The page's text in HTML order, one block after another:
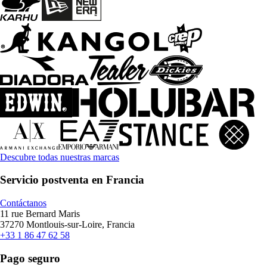
Descubre todas nuestras marcas
Servicio postventa en Francia
Contáctanos
11 rue Bernard Maris
37270 Montlouis-sur-Loire, Francia
+33 1 86 47 62 58
Pago seguro